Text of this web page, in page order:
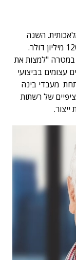
השנה
המיזם 75 מיליון דולר ומאז הקמתו גייס 120 מיליון דולר.
נוסדה לפני שנתיים בלבד, ב-2016, במטרה "למצות את
עצומים בביצועי
מעבדי בינה
של רשתות